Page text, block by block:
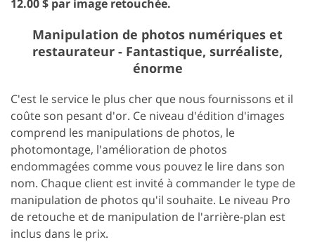
12.00 $ par image retouchée.
Manipulation de photos numériques et
restaurateur - Fantastique, surréaliste,
énorme
C'est le service le plus cher que nous fournissons et il
coûte son pesant d'or. Ce niveau d'édition d'images
comprend les manipulations de photos, le
photomontage, l'amélioration de photos
endommagées comme vous pouvez le lire dans son
nom. Chaque client est invité à commander le type de
manipulation de photos qu'il souhaite. Le niveau Pro
de retouche et de manipulation de l'arrière-plan est
inclus dans le prix.